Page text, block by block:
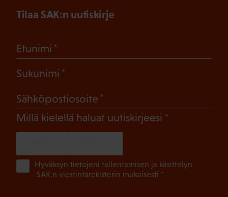
Tilaa SAK:n uutiskirje
Etunimi
Sukunimi
Sähköpostiosoite
Millä kielellä haluat uutiskirjeesi (Pakollinen)
Hyväksyn tietojeni tallentamisen ja käsittelyn
SAK:n viestintärekisterin mukaisesti *